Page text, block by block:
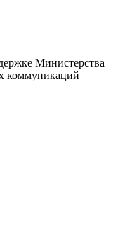
Министерства
коммуникаций